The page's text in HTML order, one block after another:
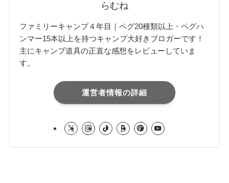
らむね
ファミリーキャンプ４年目｜ペグ20種類以上・ペグハ
ンマー15本以上を持つキャンプ大好きブロガーです！
主にキャンプ道具の正直な感想をレビューしていま
す。
運営者情報の詳細